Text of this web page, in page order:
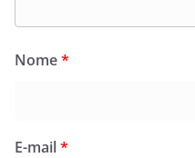
Nome*
E-mail*